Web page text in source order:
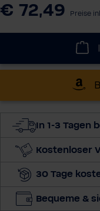
€ 72,49 Preise
In 1-3 Tagen
Kostenloser
30 Tage
Bequeme &